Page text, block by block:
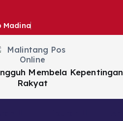
Madina
Membela Kepentingan
Rakyat